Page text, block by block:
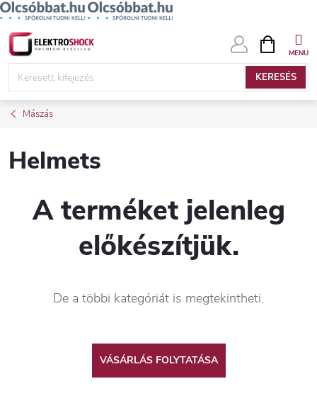
Ugrás
KERESÉS
KOSÁR
Mászás
Helmets
A terméket jelenleg
előkészítjük.
De a többi kategóriát is megtekintheti.
VÁSÁRLÁS FOLYTATÁSA